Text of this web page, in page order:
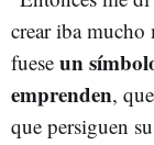
crear iba mucho
fuese un
emprenden,
que persiguen